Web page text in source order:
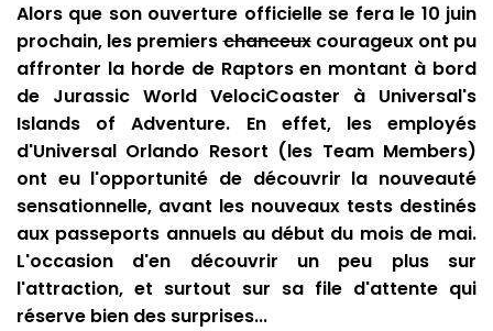
Alors que son ouverture officielle se fera le 10 juin
prochain, les premierschanceuxcourageux ont pu
affronter la horde de Raptors en montant à bord
de Jurassic World VelociCoaster à Universal's
Islands of Adventure. En effet, les employés
d'Universal Orlando Resort (les Team Members)
ont eu l'opportunité de découvrir la nouveauté
sensationnelle, avant les nouveaux tests destinés
aux passeports annuels au début du mois de mai.
L'occasion d'en découvrir un peu plus sur
l'attraction, et surtout sur sa file d'attente qui
réserve bien des surprises...